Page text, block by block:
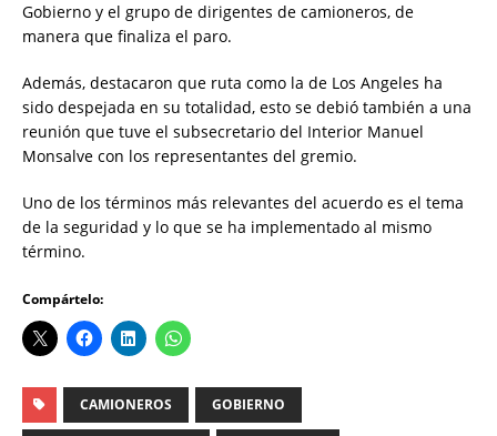
Gobierno y el grupo de dirigentes de camioneros, de
manera que finaliza el paro.
Además, destacaron que ruta como la de Los Angeles ha
sido despejada en su totalidad, esto se debió también a una
reunión que tuve el subsecretario del Interior Manuel
Monsalve con los representantes del gremio.
Uno de los términos más relevantes del acuerdo es el tema
de la seguridad y lo que se ha implementado al mismo
término.
Compártelo:
CAMIONEROS GOBIERNO